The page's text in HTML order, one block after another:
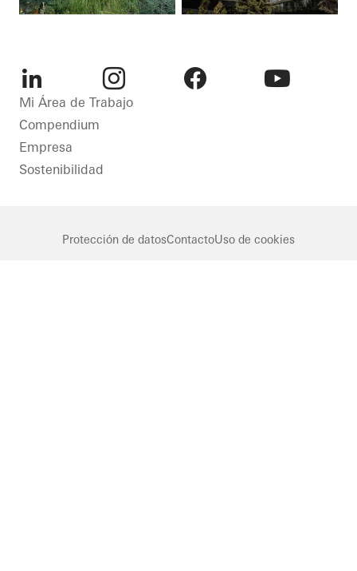
LinkedIn Instagram
Mi Área de Trabajo
Compendium
Empresa
Sostenibilidad
Protección de datosContactoUso de cookies